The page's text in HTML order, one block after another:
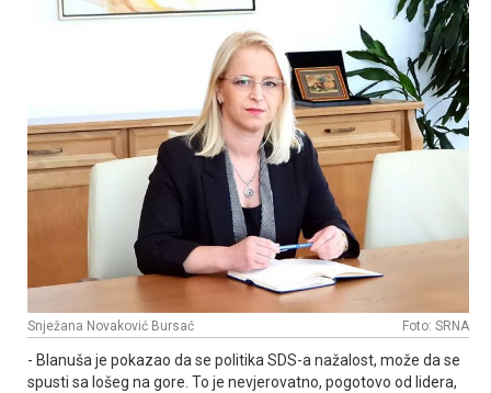
Snježana Novaković Bursać Foto: SRNA
- Blanuša je pokazao da se politika SDS-a nažalost, može da se
spusti sa lošeg na gore. To je nevjerovatno, pogotovo od lidera,